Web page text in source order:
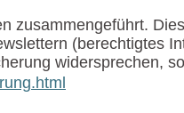
zusammengeführt.
(berechtigtes
widersprechen,